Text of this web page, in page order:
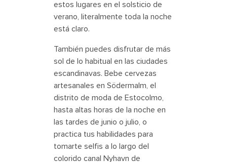
estos lugares en el solsticio de
verano, literalmente toda la noche
está claro.
También puedes disfrutar de más
sol de lo habitual en las ciudades
escandinavas. Bebe cervezas
artesanales en Södermalm, el
distrito de moda de Estocolmo,
hasta altas horas de la noche en
las tardes de junio o julio, o
practica tus habilidades para
tomarte selfis a lo largo del
colorido canal Nyhavn de